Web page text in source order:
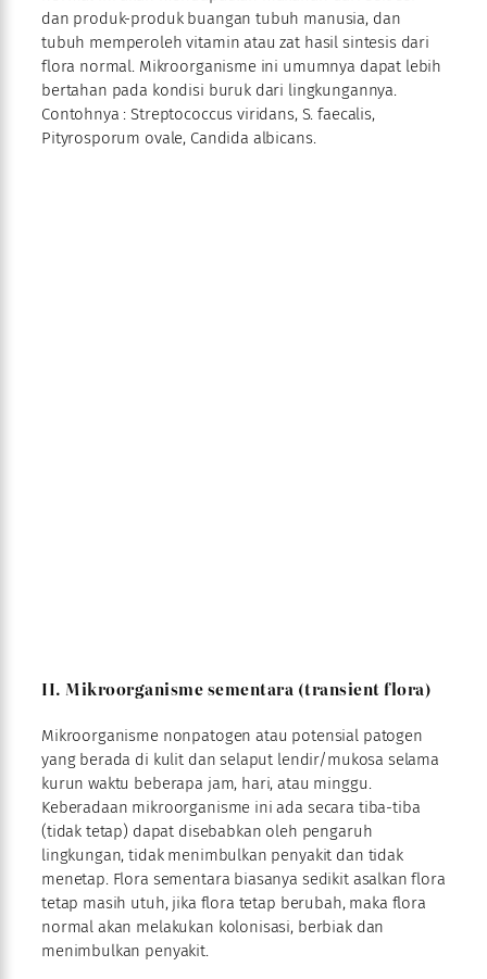
dan produk-produk buangan tubuh manusia, dan
tubuh memperoleh vitamin atau zat hasil sintesis dari
flora normal. Mikroorganisme ini umumnya dapat lebih
bertahan pada kondisi buruk dari lingkungannya.
Contohnya : Streptococcus viridans, S. faecalis,
Pityrosporum ovale, Candida albicans.
II. Mikroorganisme sementara (transient flora)
Mikroorganisme nonpatogen atau potensial patogen
yang berada di kulit dan selaput lendir/mukosa selama
kurun waktu beberapa jam, hari, atau minggu.
Keberadaan mikroorganisme ini ada secara tiba-tiba
(tidak tetap) dapat disebabkan oleh pengaruh
lingkungan, tidak menimbulkan penyakit dan tidak
menetap. Flora sementara biasanya sedikit asalkan flora
tetap masih utuh, jika flora tetap berubah, maka flora
normal akan melakukan kolonisasi, berbiak dan
menimbulkan penyakit.